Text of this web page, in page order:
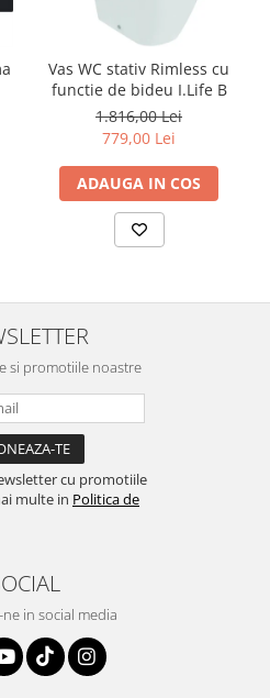
Vas WC stativ Rimless cu
functie de bideu I.Life B
1.816,00 Lei
779,00 Lei
ADAUGA IN COS
si promotiile noastre
cu promotiile
multe in Politica de
in social media